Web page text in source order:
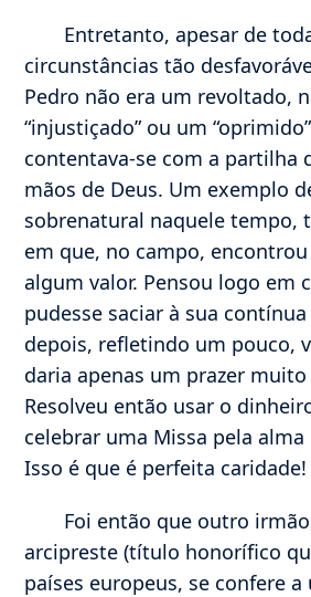
Entretanto, apesar de
circunstâncias tão
Pedro não era um revoltado,
“injustiçado” ou um
contentava-se com a partilha
mãos de Deus. Um exemplo
sobrenatural naquele tempo,
em que, no campo,
algum valor. Pensou logo em
pudesse saciar à sua
depois, refletindo um pouco,
daria apenas um prazer
Resolveu então usar o
celebrar uma Missa pela
Isso é que é perfeita caridade!
Foi então que outro
arcipreste (título honorífico
países europeus, se confere